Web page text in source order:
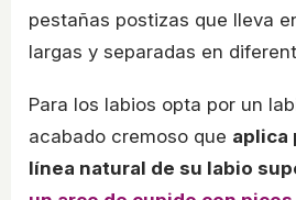
pestañas postizas que lleva
largas y separadas en
Para los labios opta por un
acabado cremoso que aplica
línea natural de su labio